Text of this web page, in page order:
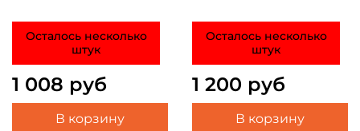
Осталось несколько
штук
1 008 руб
В корзину
Осталось несколько
штук
1 200 руб
В корзину